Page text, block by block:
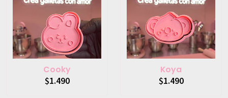
Cooky
$1.490
Koya
$1.490